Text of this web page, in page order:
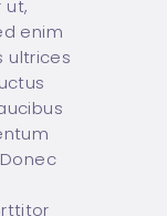
ut,
enim
ultrices